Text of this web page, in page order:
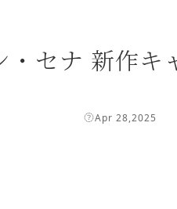
セナ 新作キ
Apr 28,2025